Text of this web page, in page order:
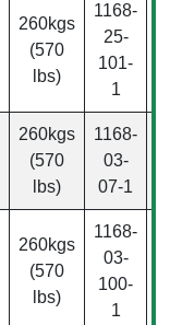
260kgs
(570
lbs)
1168-
25-
101-
1
260kgs
(570
lbs)
1168-
03-
07-1
260kgs
(570
lbs)
1168-
03-
100-
1